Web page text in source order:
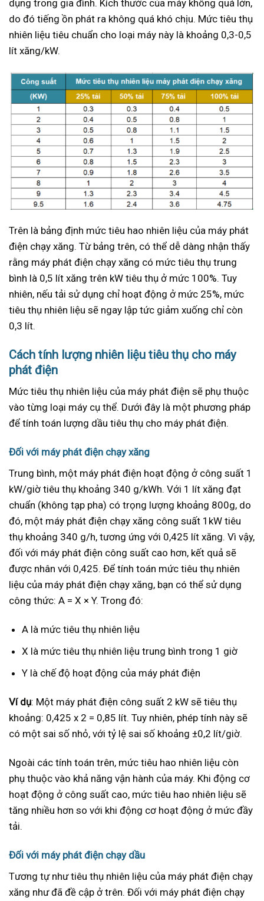
dụng trong gia đình. Kích thước của máy không quá lớn,
do đó tiếng ồn phát ra không quá khó chịu. Mức tiêu thụ
nhiên liệu tiêu chuẩn cho loại máy này là khoảng 0,3-0,5
lít xăng/kW.
Trên là bảng định mức tiêu hao nhiên liệu của máy phát
điện chạy xăng. Từ bảng trên, có thể dễ dàng nhận thấy
rằng máy phát điện chạy xăng có mức tiêu thụ trung
bình là 0,5 lít xăng trên kW tiêu thụ ở mức 100%. Tuy
nhiên, nếu tải sử dụng chỉ hoạt động ở mức 25%, mức
tiêu thụ nhiên liệu sẽ ngay lập tức giảm xuống chỉ còn
0,3 lít.
Cách tính lượng nhiên liệu tiêu thụ cho máy
phát điện
Mức tiêu thụ nhiên liệu của máy phát điện sẽ phụ thuộc
vào từng loại máy cụ thể. Dưới đây là một phương pháp
để tính toán lượng dầu tiêu thụ cho máy phát điện.
Đối với máy phát điện chạy xăng
Trung bình, một máy phát điện hoạt động ở công suất 1
kW/giờ tiêu thụ khoảng 340 g/kWh. Với 1 lít xăng đạt
chuẩn (không tạp pha) có trọng lượng khoảng 800g, do
đó, một máy phát điện chạy xăng công suất 1kW tiêu
thụ khoảng 340 g/h, tương ứng với 0,425 lít xăng. Vì vậy,
đối với máy phát điện công suất cao hơn, kết quả sẽ
được nhân với 0,425. Để tính toán mức tiêu thụ nhiên
liệu của máy phát điện chạy xăng, bạn có thể sử dụng
công thức: A = X × Y. Trong đó:
A là mức tiêu thụ nhiên liệu
X là mức tiêu thụ nhiên liệu trung bình trong 1 giờ
Y là chế độ hoạt động của máy phát điện
Ví dụ: Một máy phát điện công suất 2 kW sẽ tiêu thụ
khoảng: 0,425 x 2 = 0,85 lít. Tuy nhiên, phép tính này sẽ
có một sai số nhỏ, với tỷ lệ sai số khoảng ±0,2 lít/giờ.
Ngoài các tính toán trên, mức tiêu hao nhiên liệu còn
phụ thuộc vào khả năng vận hành của máy. Khi động cơ
hoạt động ở công suất cao, mức tiêu hao nhiên liệu sẽ
tăng nhiều hơn so với khi động cơ hoạt động ở mức đầy
tải.
Đối với máy phát điện chạy dầu
Tương tự như tiêu thụ nhiên liệu của máy phát điện chạy
xăng như đã đề cập ở trên. Đối với máy phát điện chạy